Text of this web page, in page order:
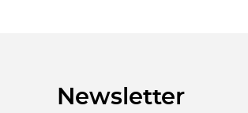
Newsletter